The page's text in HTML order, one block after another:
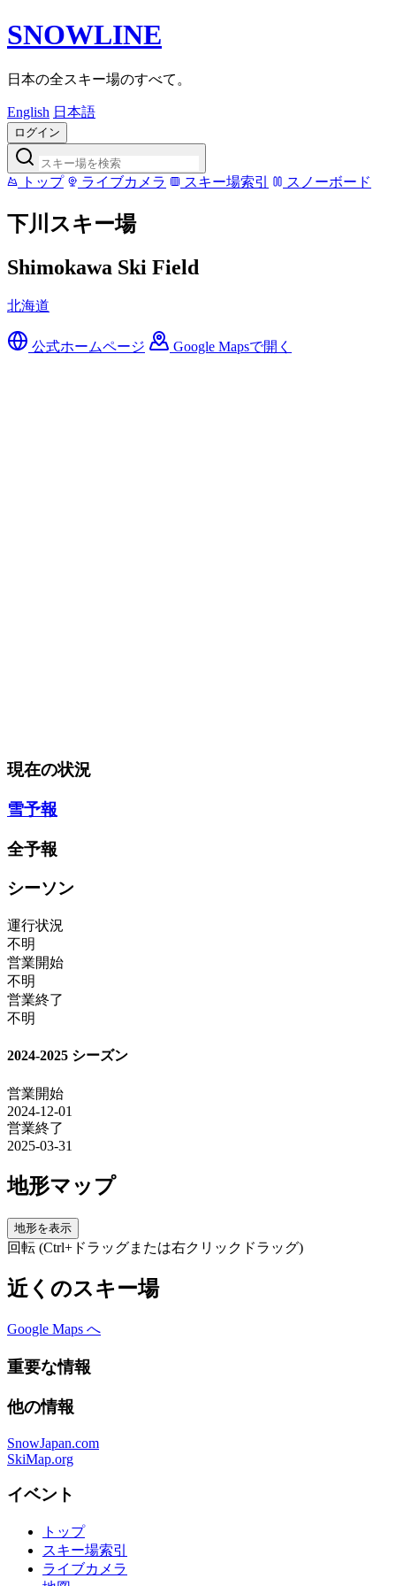
SNOWLINE
日本の全スキー場のすべて。
English 日本語
ログイン
トップ ライブカメラ スキー場索引 スノーボード
下川スキー場
Shimokawa Ski Field
北海道
公式ホームページ Google Mapsで開く
現在の状況
雪予報
全予報
シーソン
運行状況
不明
営業開始
不明
営業終了
不明
2024-2025 シーズン
営業開始
2024-12-01
営業終了
2025-03-31
地形マップ
地形を表示
回転 (Ctrl+ドラッグまたは右クリックドラッグ)
近くのスキー場
Google Maps へ
重要な情報
他の情報
SnowJapan.com
SkiMap.org
イベント
トップ
スキー場索引
ライブカメラ